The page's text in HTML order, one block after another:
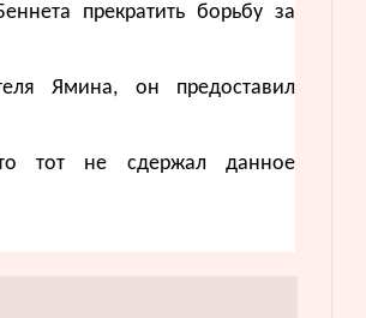
прекратить борьбу за
Ямина, он предоставил
тот не сдержал данное